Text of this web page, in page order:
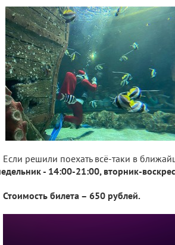
Если решили поехать всё-таки в
- 14:00-21:00, вторник-
Стоимость билета – 650 рублей.